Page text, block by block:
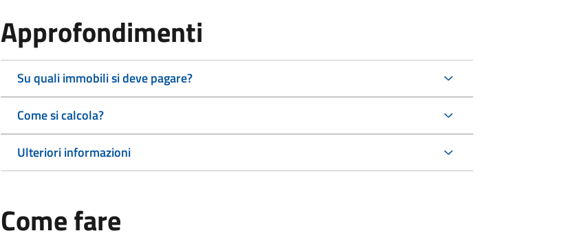
Approfondimenti
Su quali immobili si deve pagare?
Come si calcola?
Ulteriori informazioni
Come fare